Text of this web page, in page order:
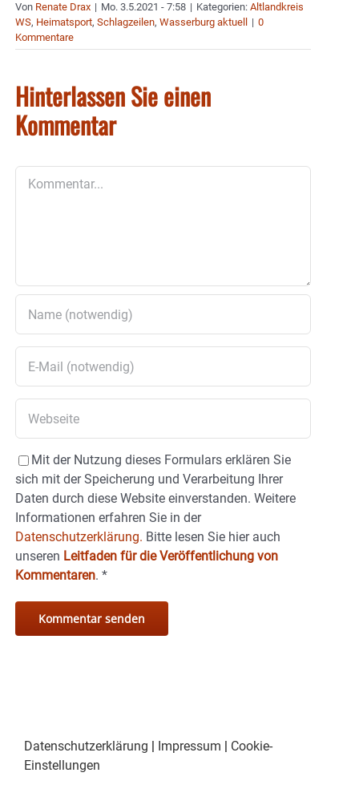
Von Renate Drax | Mo. 3.5.2021 - 7:58 | Kategorien: Altlandkreis
WS, Heimatsport, Schlagzeilen, Wasserburg aktuell | 0
Kommentare
Hinterlassen Sie einen
Kommentar
Mit der Nutzung dieses Formulars erklären Sie
sich mit der Speicherung und Verarbeitung Ihrer
Daten durch diese Website einverstanden. Weitere
Informationen erfahren Sie in der
Datenschutzerklärung. Bitte lesen Sie hier auch
unseren Leitfaden für die Veröffentlichung von
Kommentaren. *
Datenschutzerklärung Impressum
Cookie-
Einstellungen